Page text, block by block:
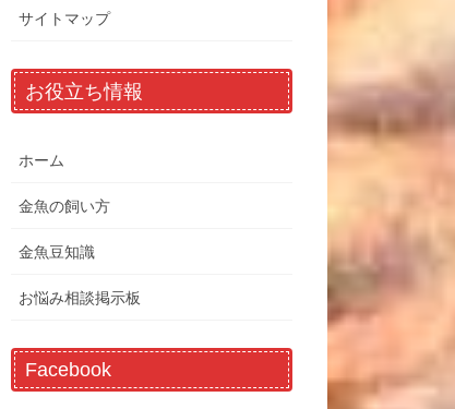
サイトマップ
お役立ち情報
ホーム
金魚の飼い方
金魚豆知識
お悩み相談掲示板
Facebook